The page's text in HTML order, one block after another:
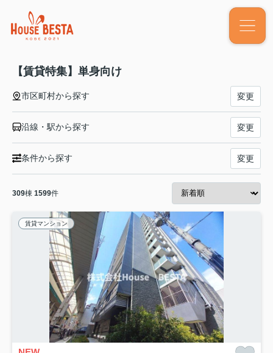
【賃貸特集】単身向け
市区町村から探す 変更
沿線・駅から探す 変更
条件から探す 変更
309棟 1599件
賃貸マンション